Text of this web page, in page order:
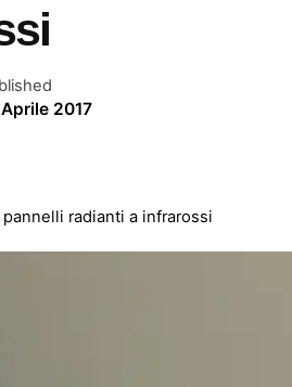
2017
radianti a infrarossi